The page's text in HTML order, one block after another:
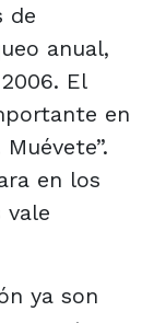
de
anual,
El
en
en los
vale
ya son